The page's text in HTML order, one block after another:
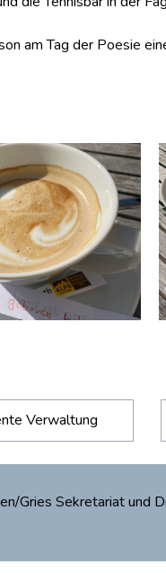
am Tag der Poesie
Verwaltung
Gries Sekretariat